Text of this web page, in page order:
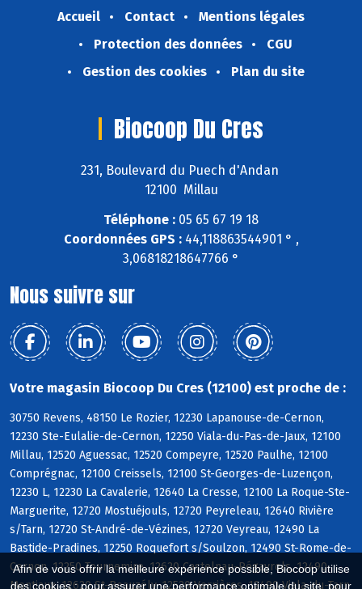
Afin de vous offrir la meilleure expérience possible, Biocoop utilise
des cookies : pour assurer une performance optimale du site, pour
Accueil Contact
Mentions légales
Protection des données
CGU
Gestion des cookies
Plan du site
Biocoop Du Cres
231, Boulevard du Puech d'Andan
12100 Millau
Téléphone : 05 65 67 19 18
Coordonnées GPS :44,118863544901 ° ,
3,06818218647766 °
Nous suivre sur
Votre magasin Biocoop Du Cres (12100) est proche de :
30750 Revens, 48150 Le Rozier, 12230 Lapanouse-de-Cernon,
12230 Ste-Eulalie-de-Cernon, 12250 Viala-du-Pas-de-Jaux, 12100
Millau, 12520 Aguessac, 12520 Compeyre, 12520 Paulhe, 12100
Comprégnac, 12100 Creissels, 12100 St-Georges-de-Luzençon,
12230 L, 12230 La Cavalerie, 12640 La Cresse, 12100 La Roque-Ste-
Marguerite, 12720 Mostuéjouls, 12720 Peyreleau, 12640 Rivière
s/Tarn, 12720 St-André-de-Vézines, 12720 Veyreau, 12490 La
Bastide-Pradines, 12250 Roquefort s/Soulzon, 12490 St-Rome-de-
Cernon, 12250 Tournemire, 12620 Castelnau-Pégayrols, 12490
Montjaux, 12620 St-Beauzély, 12520 Verrières, 12490 Viala-du-Tarn